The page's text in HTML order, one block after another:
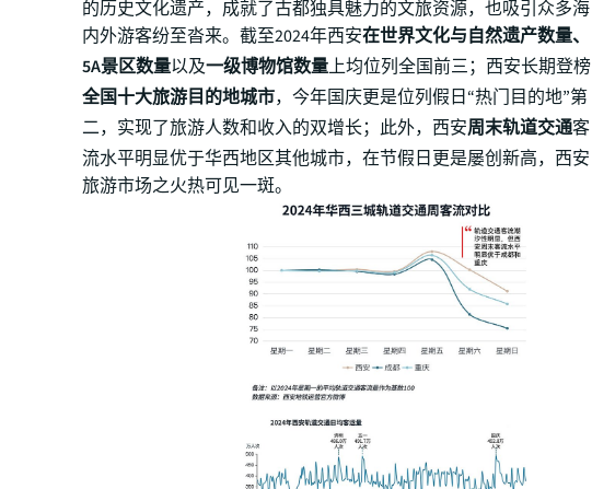
的历史文化遗产，成就了古都独具魅力的文旅资源，也吸引众多海
内外游客纷至沓来。截至2024年西安在世界文化与自然遗产数量、
5A景区数量以及一级博物馆数量上均位列全国前三；西安长期登榜
全国十大旅游目的地城市，今年国庆更是位列假日“热门目的地”第
二，实现了旅游人数和收入的双增长；此外，西安周末轨道交通客
流水平明显优于华西地区其他城市，在节假日更是屡创新高，西安
旅游市场之火热可见一斑。